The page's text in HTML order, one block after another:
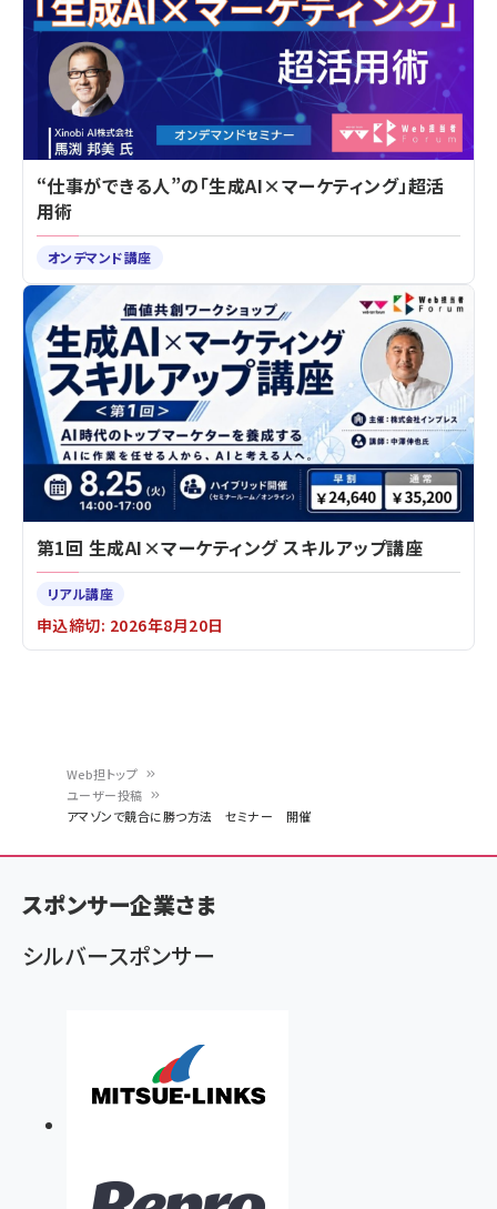
ン
く
ず
Web担トップ
ユーザー投稿
アマゾンで競合に勝つ方法 セミナー 開催
“仕事ができる人”の「生成AI×マーケティング」超活
用術
オンデマンド講座
第1回 生成AI×マーケティング スキルアップ講座
リアル講座
申込締切: 2026年8月20日
スポンサー企業さま
シルバースポンサー